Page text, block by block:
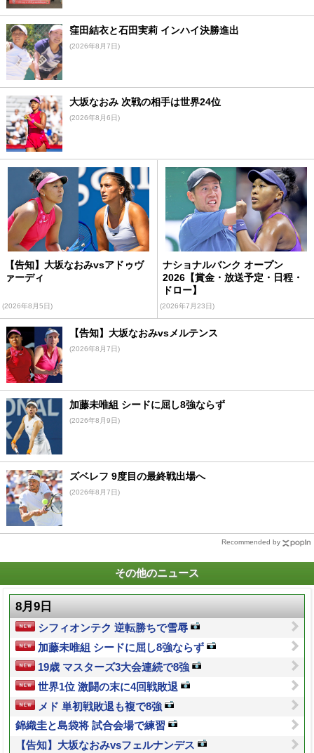
窪田結衣と石田実莉 インハイ決勝進出
(2026年8月7日)
大坂なおみ 次戦の相手は世界24位
(2026年8月6日)
【告知】大坂なおみvsアドゥヴ
ァーディ
(2026年8月5日)
ナショナルバンク オープン
2026【賞金・放送予定・日程・
ドロー】
(2026年7月23日)
【告知】大坂なおみvsメルテンス
(2026年8月7日)
加藤未唯組 シードに屈し8強ならず
(2026年8月9日)
ズベレフ 9度目の最終戦出場へ
(2026年8月7日)
Recommended by
その他のニュース
8月9日
シフィオンテク 逆転勝ちで雪辱
加藤未唯組 シードに屈し8強ならず
19歳 マスターズ3大会連続で8強
世界1位 激闘の末に4回戦敗退
メド 単初戦敗退も複で8強
錦織圭と島袋将 試合会場で練習
【告知】大坂なおみvsフェルナンデス